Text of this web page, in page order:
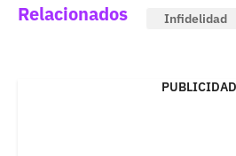
Relacionados Infidelidad
PUBLICIDAD